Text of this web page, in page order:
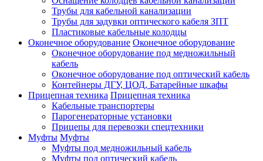
Трубы для кабельной канализации
Трубы для задувки оптического кабеля ЗПТ
Пластиковые кабельные колодцы
Оконечное оборудование Оконечное оборудование
Оконечное оборудование под медножильный
кабель
Оконечное оборудование под оптический кабель
Контейнеры ДГУ, ЦОД, Батарейные шкафы
Прицепная техника Прицепная техника
Кабельные транспортеры
Парогенераторные установки
Прицепы для перевозки спецтехники
Муфты Муфты
Муфты под медножильный кабель
Муфты под оптический кабель